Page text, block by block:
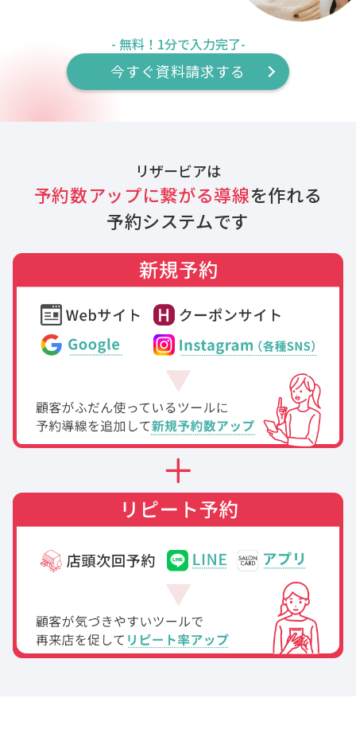
- 無料！1分で入力完了-
今すぐ資料請求する
リザービアは
予約数アップに繋がる導線を作れる
予約システムです